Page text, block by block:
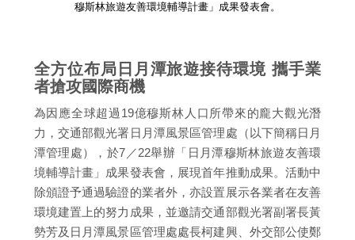
穆斯林旅遊友善環境輔導計畫」成果發表會。
全方位布局日月潭旅遊接待環境 攜手業
者搶攻國際商機
為因應全球超過19億穆斯林人口所帶來的龐大觀光潛
力，交通部觀光署日月潭風景區管理處（以下簡稱日月
潭管理處），於7／22舉辦「日月潭穆斯林旅遊友善環
境輔導計畫」成果發表會，展現首年推動成果。活動中
除頒證予通過驗證的業者外，亦設置展示各業者在友善
環境建置上的努力成果，並邀請交通部觀光署副署長黃
勢芳及日月潭風景區管理處處長柯建興、外交部公使鄭